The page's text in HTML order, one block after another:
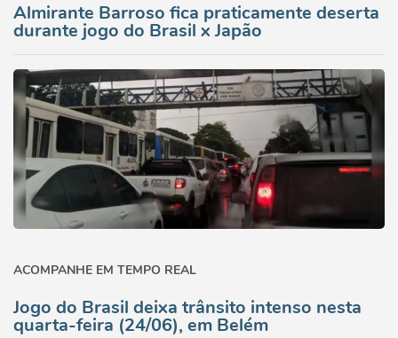
Almirante Barroso fica praticamente deserta
durante jogo do Brasil x Japão
ACOMPANHE EM TEMPO REAL
Jogo do Brasil deixa trânsito intenso nesta
quarta-feira (24/06), em Belém